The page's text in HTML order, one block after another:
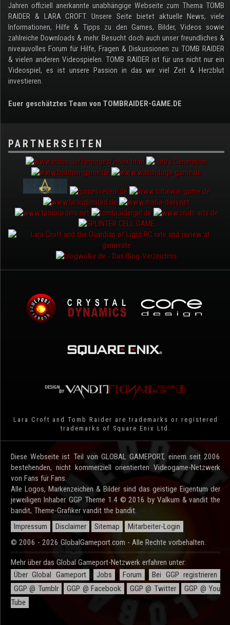
Jahren offiziell anerkannte unabhängige Webseite zum Thema TOMB
RAIDER & LARA CROFT. Unsere Seite bietet aktuelle News, viele
Informationen, Hilfe & Tipps zu den Games, Bilder, Videos sowie
zahlreiche Downloads & mehr. Besucht doch auch unser freundliches &
niveauvolles Forum für Hilfe, Fragen & Diskussionen zu TOMB RAIDER
& vielen anderen Videospielen. TOMB RAIDER ist für uns nicht nur ein
Videospiel, es ist unsere Passion in das wir viel Zeit & Herzblut
investieren.
Euer geschätztes Team von TOMBRAIDER-GAME.DE
PARTNERSEITEN
Lara Croft and Tomb Raider are trademarks or registered
trademarks of Square Enix Ltd.
Diese Webseite ist Teil von GLOBAL GAMEPORT, einem seit 2006
bestehenden, nicht kommerziell orientierten Videogame-Netzwerk
von Fans für Fans.
Alle Logos, Markenzeichen & Bilder sind das geistige Eigentum der
jeweiligen Inhaber. GGP Theme 1.4 © 2016 by Valkum & vandit the
bandit, Theme-Grafiker vandit the bandit.
Impressum
Disclaimer Sitemap
Mitarbeiter-Login
© 2006 - 2026 GlobalGameport.com - Alle Rechte vorbehalten.
Mehr über das Global Gameport-Netzwerk erfahren unter:
Über Global Gameport
Jobs Forum
Bei GGP registrieren
GGP @ Tumblr
GGP @ Facebook GGP @ Twitter
GGP @ You
Tube